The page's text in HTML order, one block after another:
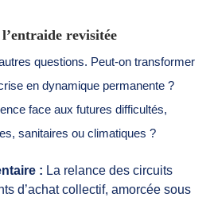
revisitée
questions. Peut-on transformer
en dynamique permanente ?
face aux futures difficultés,
sanitaires ou climatiques ?
: La relance des circuits
d’achat collectif, amorcée sous